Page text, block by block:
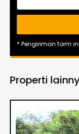
* Pengiriman form
Properti